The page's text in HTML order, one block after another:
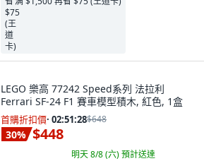
LEGO 樂高 77242 Speed系列 法拉利
Ferrari SF-24 F1 賽車模型積木, 紅色, 1盒
首購折扣價· 02:51:27$648
30% $448
明天 8/8 (六)預計送達